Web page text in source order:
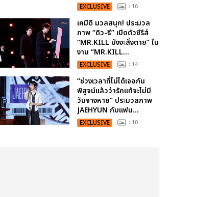
EXCLUSIVE : 16
เคมีดี มวลสนุก! ประมวล
ภาพ “ดิว-ธี” เปิดตัวซีรีส์
“MR.KILL มังงะสั่งตาย” ใน
งาน “MR.KILL...
EXCLUSIVE : 14
“ช่วงเวลาที่ไม่ได้เจอกัน
พิสูจน์แล้วว่ารักแท้จะไม่มี
วันจางหาย” ประมวลภาพ
JAEHYUN กับแฟน...
EXCLUSIVE : 10